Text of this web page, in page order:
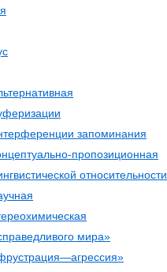
запоминания
пропозиционная
относительности
мира»